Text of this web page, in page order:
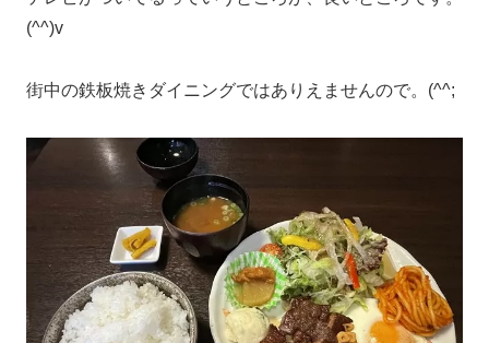
(^^)v
街中の鉄板焼きダイニングではありえませんので。(^^;